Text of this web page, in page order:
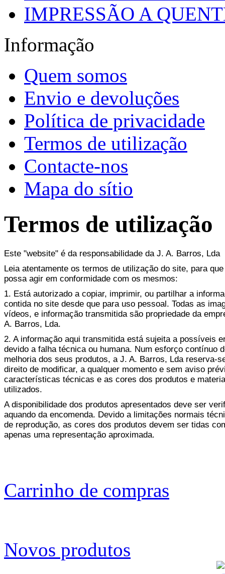
IMPRESSÃO A
Informação
Quem somos
Envio e devoluções
Política de privacidade
Termos de utilização
Contacte-nos
Mapa do sítio
Termos de utilização
Este "website" é da responsabilidade da J. A. Barros, Lda
Leia atentamente os termos de utilização do site, para que
possa agir em conformidade com os mesmos:
1. Está autorizado a copiar, imprimir, ou partilhar a
contida no site desde que para uso pessoal. Todas as
vídeos, e informação transmitida são propriedade da
A. Barros, Lda.
2. A informação aqui transmitida está sujeita a possíveis
devido a falha técnica ou humana. Num esforço contínuo
melhoria dos seus produtos, a J. A. Barros, Lda reserva-
direito de modificar, a qualquer momento e sem aviso
características técnicas e as cores dos produtos e
utilizados.
A disponibilidade dos produtos apresentados deve ser
aquando da encomenda. Devido a limitações normais
de reprodução, as cores dos produtos devem ser tidas
apenas uma representação aproximada.
Carrinho de compras
Novos produtos